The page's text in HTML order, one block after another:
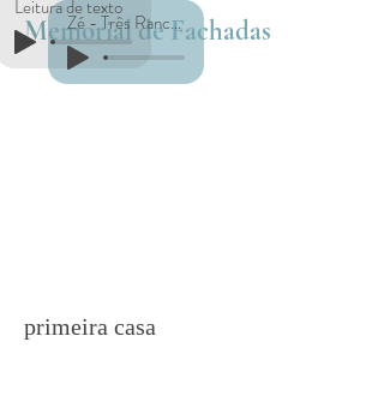
Memorial de Fachadas
Zé - Três Ranchos
Leitura de texto
primeira casa